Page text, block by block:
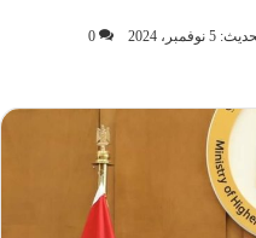
نوفمبر، 2024 0